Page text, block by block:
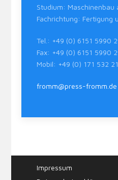
Studium: Maschinenbau
Fachrichtung: Fertigung
Tel.: +49 (0) 6151 5990
Fax: +49 (0) 6151 5990
Mobil: +49 (0) 171 532
fromm@press-fromm.de
Impressum